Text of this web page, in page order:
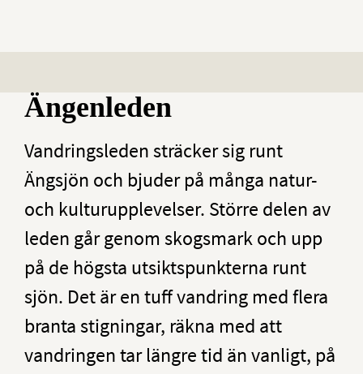
Ängenleden
Vandringsleden sträcker sig runt
Ängsjön och bjuder på många natur-
och kulturupplevelser. Större delen av
leden går genom skogsmark och upp
på de högsta utsiktspunkterna runt
sjön. Det är en tuff vandring med flera
branta stigningar, räkna med att
vandringen tar längre tid än vanligt, på